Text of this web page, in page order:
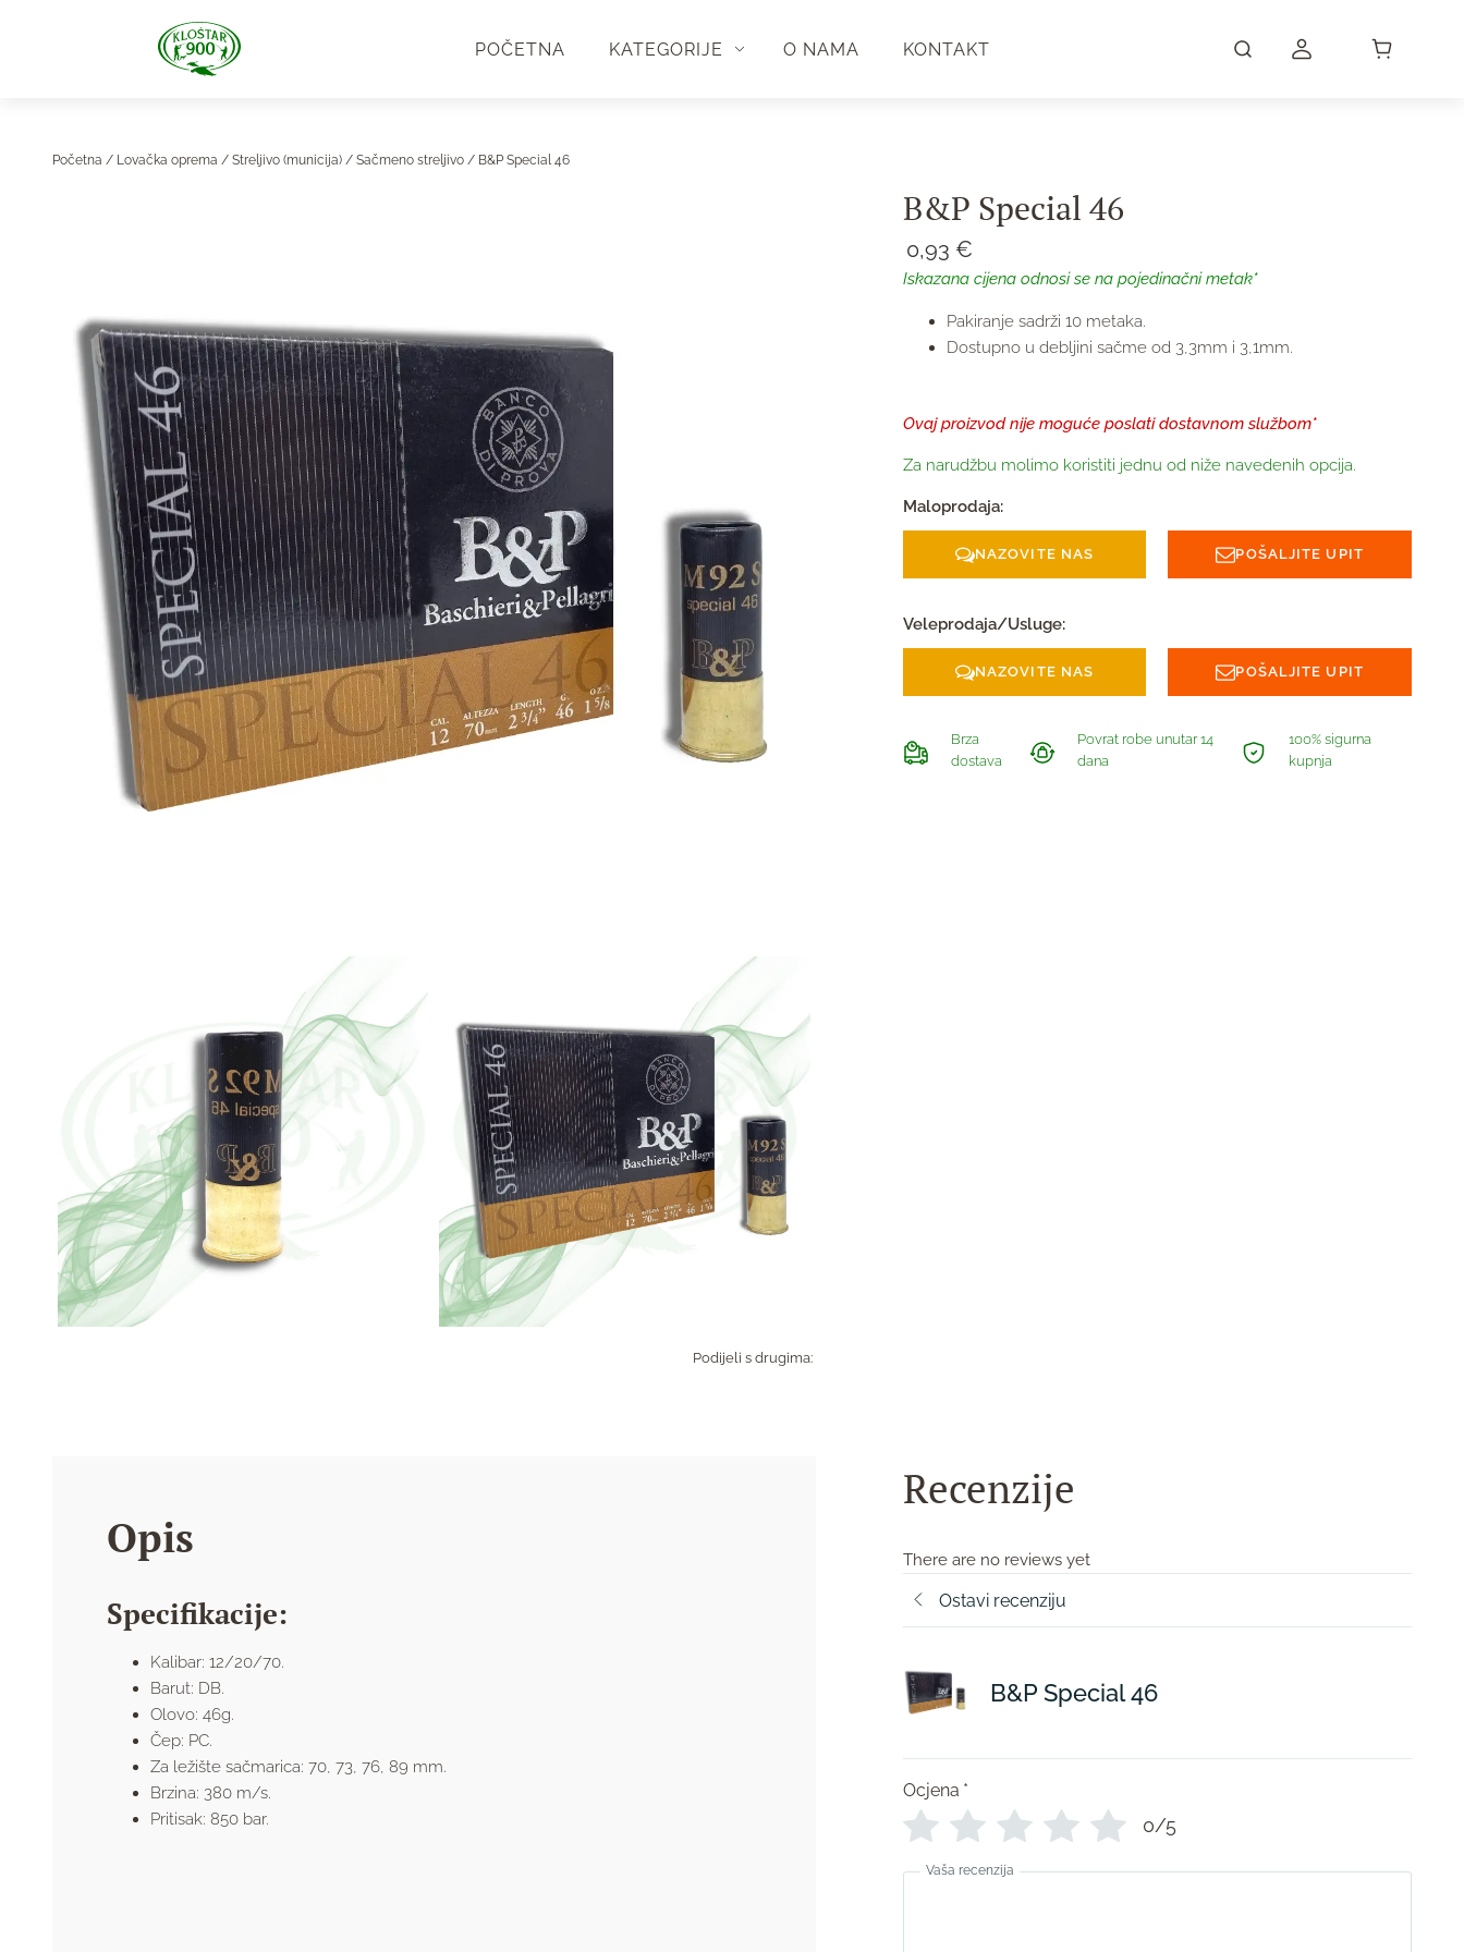
POČETNA KATEGORIJE O NAMA KONTAKT
Početna / Lovačka oprema / Streljivo (municija) / Sačmeno streljivo / B&P Special 46
Podijeli s drugima:
B&P Special 46
0,93 €
Iskazana cijena odnosi se na pojedinačni metak*
Pakiranje sadrži 10 metaka.
Dostupno u debljini sačme od 3,3mm i 3,1mm.
Ovaj proizvod nije moguće poslati dostavnom službom*
Za narudžbu molimo koristiti jednu od niže navedenih opcija.
Maloprodaja:
NAZOVITE NAS POŠALJITE UPIT
Veleprodaja/Usluge:
NAZOVITE NAS POŠALJITE UPIT
Brza
dostava
Povrat robe unutar 14
dana
100% sigurna
kupnja
Opis
Specifikacije:
Kalibar: 12/20/70.
Barut: DB.
Olovo: 46g.
Čep: PC.
Za ležište sačmarica: 70, 73, 76, 89 mm.
Brzina: 380 m/s.
Pritisak: 850 bar.
Recenzije
There are no reviews yet
Ostavi recenziju
B&P Special 46
Ocjena *
0/5
Vaša recenzija